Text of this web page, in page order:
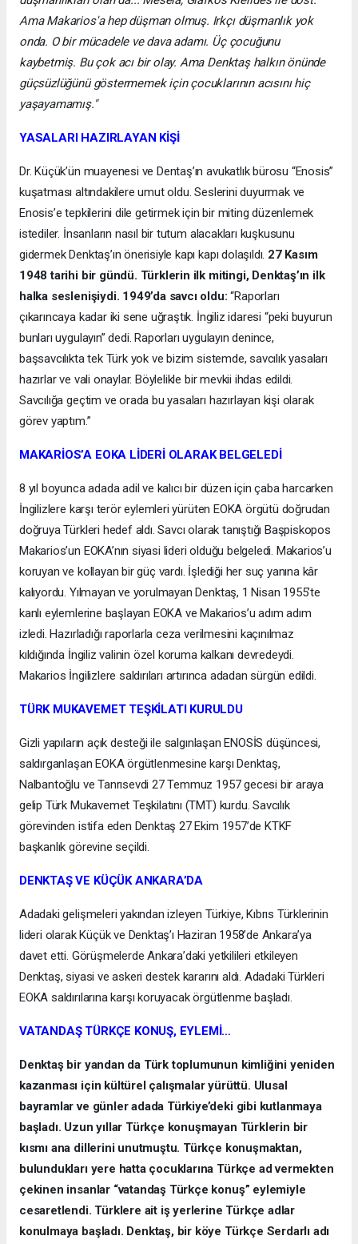
Ama Makarios'a hep düşman olmuş. Irkçı düşmanlık yok
onda. O bir mücadele ve dava adamı. Üç çocuğunu
kaybetmiş. Bu çok acı bir olay. Ama Denktaş halkın önünde
güçsüzlüğünü göstermemek için çocuklarının acısını hiç
yaşayamamış."
YASALARI HAZIRLAYAN KİŞİ
Dr. Küçük’ün muayenesi ve Dentaş’ın avukatlık bürosu “Enosis”
kuşatması altındakilere umut oldu. Seslerini duyurmak ve
Enosis’e tepkilerini dile getirmek için bir miting düzenlemek
istediler. İnsanların nasıl bir tutum alacakları kuşkusunu
gidermek Denktaş’ın önerisiyle kapı kapı dolaşıldı. 27 Kasım
1948 tarihi bir gündü. Türklerin ilk mitingi, Denktaş’ın ilk
halka seslenişiydi. 1949’da savcı oldu:“Raporları
çıkarıncaya kadar iki sene uğraştık. İngiliz idaresi “peki buyurun
bunları uygulayın” dedi. Raporları uygulayın denince,
başsavcılıkta tek Türk yok ve bizim sistemde, savcılık yasaları
hazırlar ve vali onaylar. Böylelikle bir mevkii ihdas edildi.
Savcılığa geçtim ve orada bu yasaları hazırlayan kişi olarak
görev yaptım.”
MAKARİOS’A EOKA LİDERİ OLARAK BELGELEDİ
8 yıl boyunca adada adil ve kalıcı bir düzen için çaba harcarken
İngilizlere karşı terör eylemleri yürüten EOKA örgütü doğrudan
doğruya Türkleri hedef aldı. Savcı olarak tanıştığı Başpiskopos
Makarios’un EOKA’nın siyasi lideri olduğu belgeledi. Makarios’u
koruyan ve kollayan bir güç vardı. İşlediği her suç yanına kâr
kalıyordu. Yılmayan ve yorulmayan Denktaş, 1 Nisan 1955’te
kanlı eylemlerine başlayan EOKA ve Makarios’u adım adım
izledi. Hazırladığı raporlarla ceza verilmesini kaçınılmaz
kıldığında İngiliz valinin özel koruma kalkanı devredeydi.
Makarios İngilizlere saldırıları artırınca adadan sürgün edildi.
TÜRK MUKAVEMET TEŞKİLATI KURULDU
Gizli yapıların açık desteği ile salgınlaşan ENOSİS düşüncesi,
saldırganlaşan EOKA örgütlenmesine karşı Denktaş,
Nalbantoğlu ve Tanrısevdi 27 Temmuz 1957 gecesi bir araya
gelip Türk Mukavemet Teşkilatını (TMT) kurdu. Savcılık
görevinden istifa eden Denktaş 27 Ekim 1957’de KTKF
başkanlık görevine seçildi.
DENKTAŞ VE KÜÇÜK ANKARA’DA
Adadaki gelişmeleri yakından izleyen Türkiye, Kıbrıs Türklerinin
lideri olarak Küçük ve Denktaş’ı Haziran 1958’de Ankara’ya
davet etti. Görüşmelerde Ankara’daki yetkilileri etkileyen
Denktaş, siyasi ve askeri destek kararını aldı. Adadaki Türkleri
EOKA saldırılarına karşı koruyacak örgütlenme başladı.
VATANDAŞ TÜRKÇE KONUŞ, EYLEMİ…
Denktaş bir yandan da Türk toplumunun kimliğini yeniden
kazanması için kültürel çalışmalar yürüttü. Ulusal
bayramlar ve günler adada Türkiye’deki gibi kutlanmaya
başladı. Uzun yıllar Türkçe konuşmayan Türklerin bir
kısmı ana dillerini unutmuştu. Türkçe konuşmaktan,
bulundukları yere hatta çocuklarına Türkçe ad vermekten
çekinen insanlar “vatandaş Türkçe konuş” eylemiyle
cesaretlendi. Türklere ait iş yerlerine Türkçe adlar
konulmaya başladı. Denktaş, bir köye Türkçe Serdarlı adı